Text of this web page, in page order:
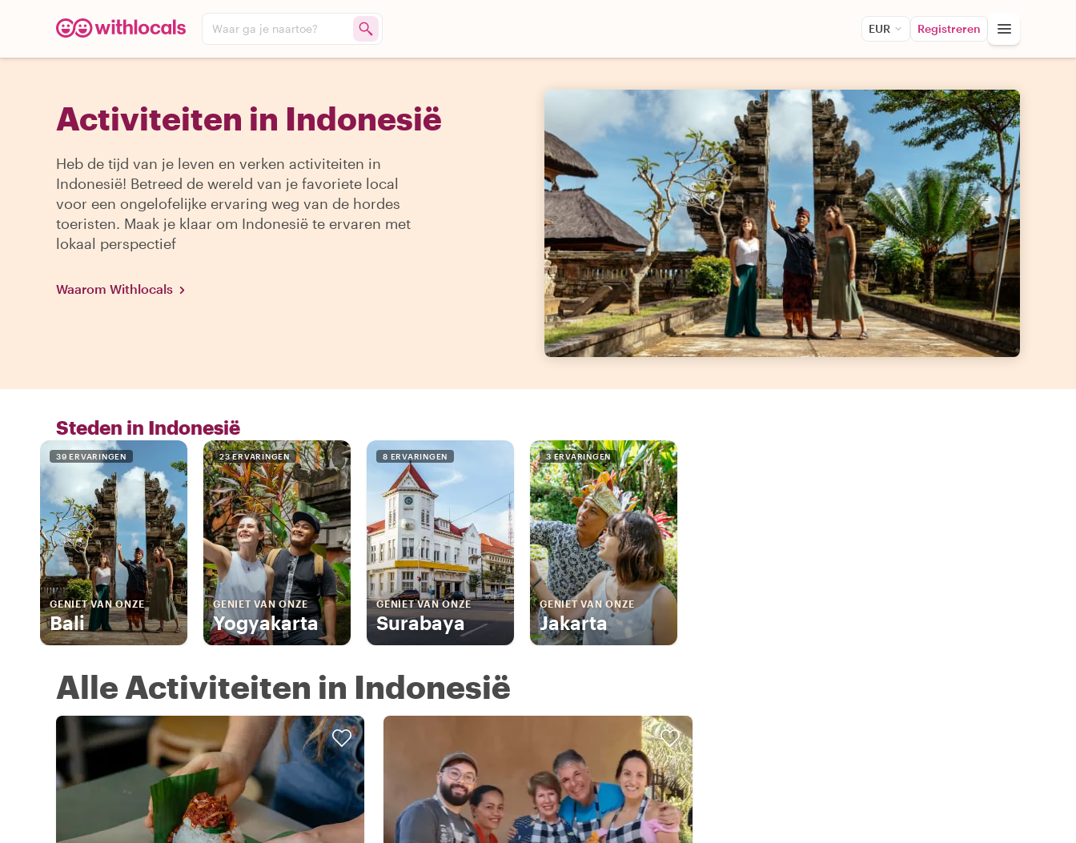
Waar ga je naartoe? EUR Registreren
Activiteiten in Indonesië
Heb de tijd van je leven en verken activiteiten in
Indonesië! Betreed de wereld van je favoriete local
voor een ongelofelijke ervaring weg van de hordes
toeristen. Maak je klaar om Indonesië te ervaren met
lokaal perspectief
Waarom Withlocals
Steden in Indonesië
39 ERVARINGEN
GENIET VAN ONZE
Bali
23 ERVARINGEN
GENIET VAN ONZE
Yogyakarta
8 ERVARINGEN
GENIET VAN ONZE
Surabaya
3 ERVARINGEN
GENIET VAN ONZE
Jakarta
Alle Activiteiten in Indonesië